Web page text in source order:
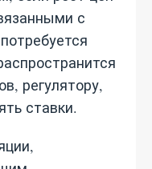
с
регулятору,
ставки.